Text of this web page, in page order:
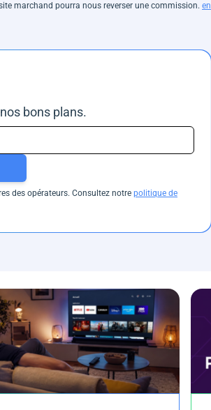
marchand pourra nous reverser une commission. en
bons plans.
des opérateurs. Consultez notre politique de